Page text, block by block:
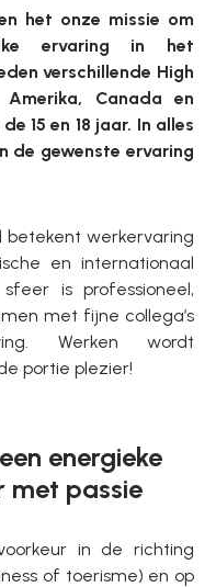
het onze missie om
ervaring in het
verschillende High
Canada en
15 en 18 jaar. In alles
de gewenste ervaring
betekent werkervaring
en internationaal
is professioneel,
met fijne collega’s
Werken wordt
portie plezier!
energieke
met passie
in de richting
of toerisme) en op